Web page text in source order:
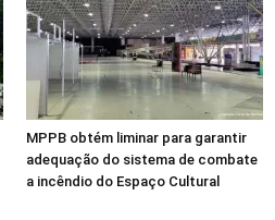
MPPB obtém liminar para garantir
adequação do sistema de combate
a incêndio do Espaço Cultural